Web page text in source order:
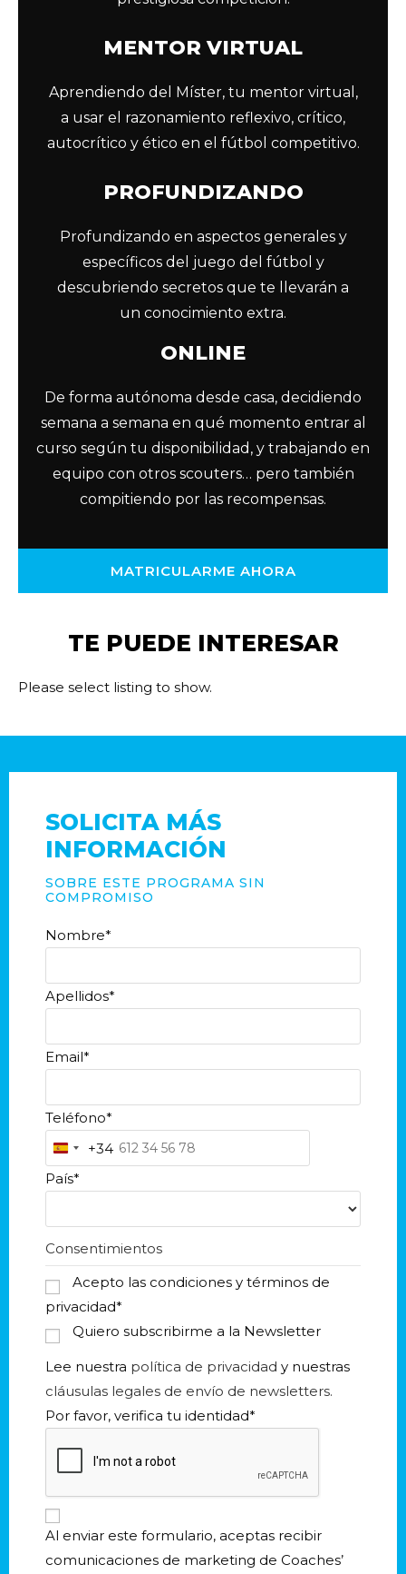
MENTOR VIRTUAL
Aprendiendo del Míster, tu mentor virtual,
a usar el razonamiento reflexivo, crítico,
autocrítico y ético en el fútbol competitivo.
PROFUNDIZANDO
Profundizando en aspectos generales y
específicos del juego del fútbol y
descubriendo secretos que te llevarán a
un conocimiento extra.
ONLINE
De forma autónoma desde casa, decidiendo
semana a semana en qué momento entrar al
curso según tu disponibilidad, y trabajando en
equipo con otros scouters… pero también
compitiendo por las recompensas.
MATRICULARME AHORA
TE PUEDE INTERESAR
Please select listing to show.
SOLICITA MÁS
INFORMACIÓN
SOBRE ESTE PROGRAMA SIN
COMPROMISO
Nombre*
Apellidos*
Email*
Teléfono*
S
p
i
n
3
+34
País*
Consentimientos
Acepto las condiciones y términos de
privacidad*
Quiero subscribirme a la Newsletter
Lee nuestra política de privacidad y nuestras
cláusulas legales de envío de newsletters.
Por favor, verifica tu identidad*
Al enviar este formulario, aceptas recibir
comunicaciones de marketing de Coaches’